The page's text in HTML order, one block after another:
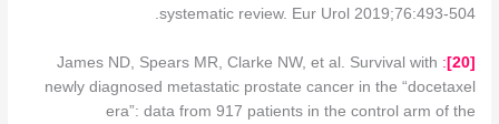
systematic review. Eur Urol 2019;76:493-504.
[
20]
:
James ND, Spears MR, Clarke NW, et al. Survival with
newly diagnosed metastatic prostate cancer in the “docetaxel
era”: data from 917 patients in the control arm of the